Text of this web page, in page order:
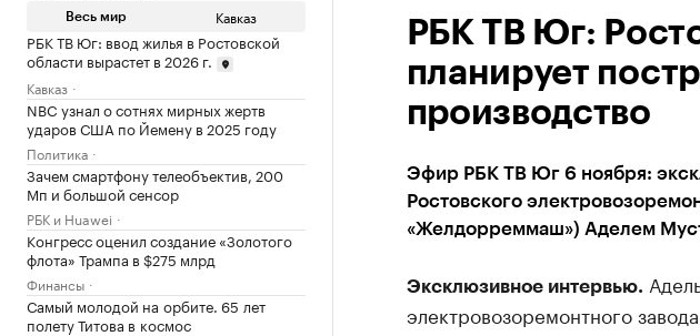
Весь мир Кавказ
РБК ТВ Юг: ввод жилья в Ростовской
области вырастет в 2026 г.
Кавказ
NBC узнал о сотнях мирных жертв
ударов США по Йемену в 2025 году
Политика
Зачем смартфону телеобъектив, 200
Мп и большой сенсор
РБК и Huawei
Конгресс оценил создание «Золотого
флота» Трампа в $275 млрд
Финансы
Самый молодой на орбите. 65 лет
полету Титова в космос
РБК ТВ Юг:
планирует
производство
Эфир РБК ТВ Юг 6 ноября:
Ростовского
«Желдорреммаш») Аделем
Эксклюзивное интервью.
электровозоремонтного